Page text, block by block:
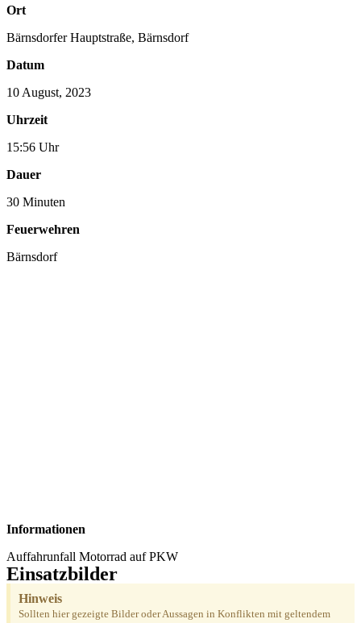
Ort
Bärnsdorfer Hauptstraße, Bärnsdorf
Datum
10 August, 2023
Uhrzeit
15:56 Uhr
Dauer
30 Minuten
Feuerwehren
Bärnsdorf
Informationen
Auffahrunfall Motorrad auf PKW
Einsatzbilder
Hinweis
Sollten hier gezeigte Bilder oder Aussagen in Konflikten mit geltendem